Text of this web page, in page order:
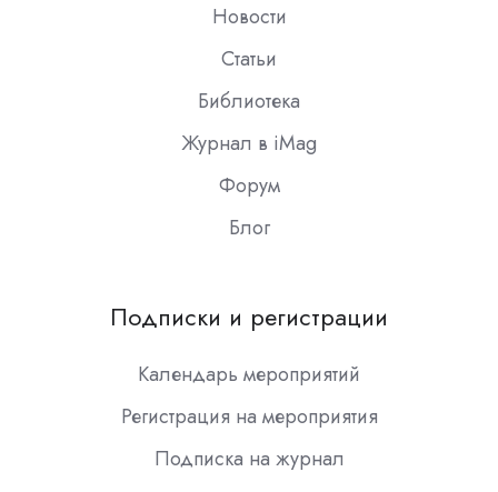
Новости
Статьи
Библиотека
Журнал в iMag
Форум
Блог
Подписки и регистрации
Календарь мероприятий
Регистрация на мероприятия
Подписка на журнал